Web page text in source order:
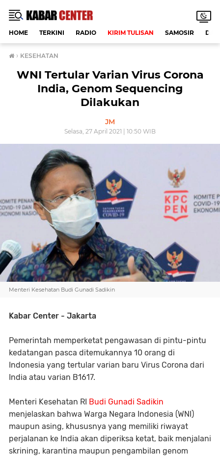
HOME TERKINI RADIO KIRIM TULISAN SAMOSIR
› KESEHATAN
WNI Tertular Varian Virus Corona
India, Genom Sequencing
Dilakukan
JM
Selasa, 27 April 2021 | 10:50 WIB
Menteri Kesehatan Budi Gunadi Sadikin
Kabar Center - Jakarta
Pemerintah memperketat pengawasan di pintu-pintu
kedatangan pasca ditemukannya 10 orang di
Indonesia yang tertular varian baru Virus Corona dari
India atau varian B1617.
Menteri Kesehatan RI Budi Gunadi Sadikin
menjelaskan bahwa Warga Negara Indonesia (WNI)
maupun asing, khususnya yang memiliki riwayat
perjalanan ke India akan diperiksa ketat, baik menjalani
skrining, karantina maupun pengambilan genom